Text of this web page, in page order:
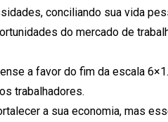
conciliando sua vida
do mercado de
a favor do fim da escala
trabalhadores.
a sua economia, mas